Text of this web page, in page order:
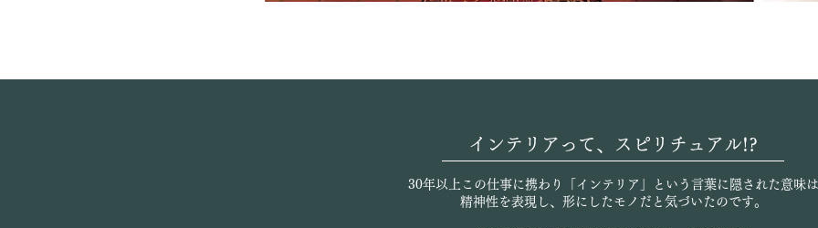
インテリアって、スピリチュアル!?
30年以上この仕事に携わり「インテリア」という 言葉に隠された意味は
精神性を表現し、 形にしたモノだと気づいたのです。